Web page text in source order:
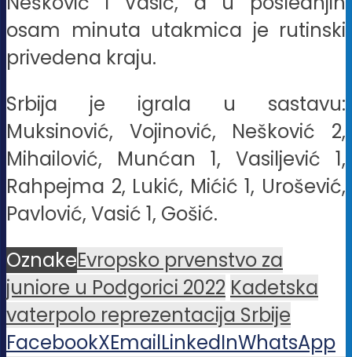
osam minuta utakmica je rutinski
privedena kraju.
Srbija je igrala u sastavu:
Muksinović, Vojinović, Nešković 2,
Mihailović, Munćan 1, Vasiljević 1,
Rahpejma 2, Lukić, Mićić 1, Urošević,
Pavlović, Vasić 1, Gošić.
OznakeEvropsko prvenstvo za
juniore u Podgorici 2022 Kadetska
vaterpolo reprezentacija Srbije
FacebookXEmailLinkedInWhatsApp